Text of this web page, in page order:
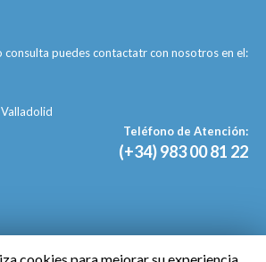
consulta puedes contactatr con nosotros en el:
Teléfono de Atención:
(+34) 983 00 81 22